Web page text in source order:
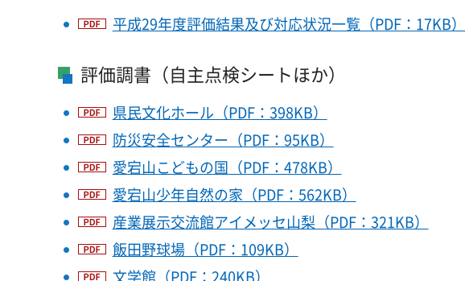
平成29年度評価結果及び対応状況一覧（PDF：17KB）
評価調書（自主点検シートほか）
県民文化ホール（PDF：398KB）
防災安全センター（PDF：95KB）
愛宕山こどもの国（PDF：478KB）
愛宕山少年自然の家（PDF：562KB）
産業展示交流館アイメッセ山梨（PDF：321KB）
飯田野球場（PDF：109KB）
文学館（PDF：240KB）